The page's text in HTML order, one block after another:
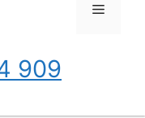
Menu
909